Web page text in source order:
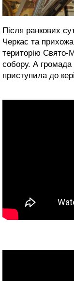
Після ранкових
Черкас та
територію Свято-
собору. А громада
приступила до